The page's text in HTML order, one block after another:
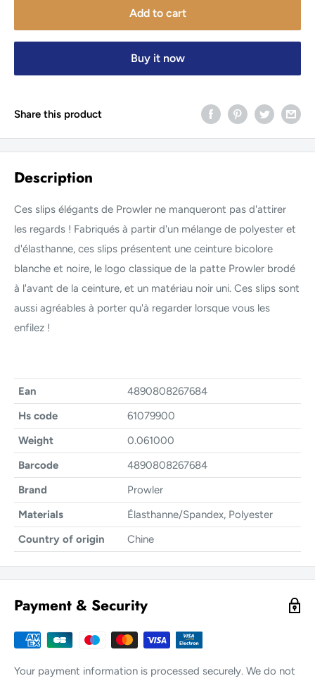
Add to cart
Buy it now
Share this product
Description
Ces slips élégants de Prowler ne manqueront pas d'attirer
les regards ! Fabriqués à partir d'un mélange de polyester et
d'élasthanne, ces slips présentent une ceinture bicolore
blanche et noire, le logo classique de la patte Prowler brodé
à l'avant de la ceinture, et un matériau noir uni. Ces slips sont
aussi agréables à porter qu'à regarder lorsque vous les
enfilez !
Ean
4890808267684
Hs code
61079900
Weight
0.061000
Barcode
4890808267684
Brand
Prowler
Materials
Élasthanne/Spandex, Polyester
Country of origin
Chine
Payment & Security
Your payment information is processed securely. We do not